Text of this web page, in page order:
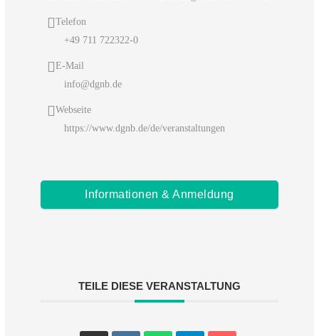
Telefon
+49 711 722322-0
E-Mail
info@dgnb.de
Webseite
https://www.dgnb.de/de/veranstaltungen
Informationen & Anmeldung
TEILE DIESE VERANSTALTUNG